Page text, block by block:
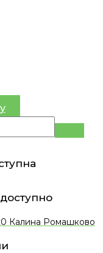
доступно
Калина Ромашково